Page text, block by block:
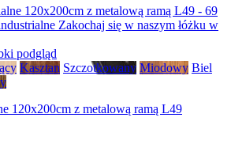
podgląd
Kasztan Szczotkowany Miodowy Biel
120x200cm z metalową ramą L49